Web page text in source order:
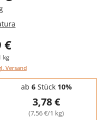
€
kg
Versand
ab 6Stück 10%
3,78 €
(7,56 €/1 kg)